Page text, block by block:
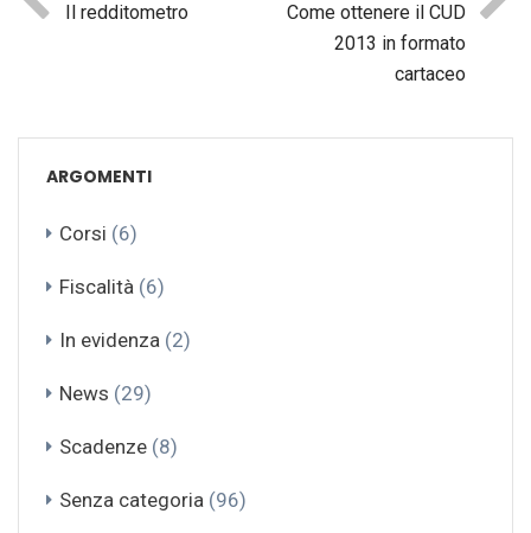
Il redditometro
Come ottenere il CUD
2013 in formato
cartaceo
ARGOMENTI
Corsi (6)
Fiscalità (6)
In evidenza (2)
News (29)
Scadenze (8)
Senza categoria (96)